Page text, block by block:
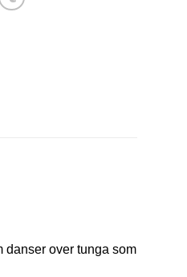
danser over tunga som